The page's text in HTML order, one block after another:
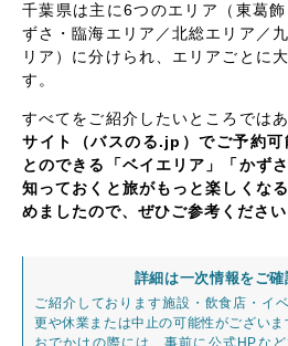
千葉県は主に6つのエリア（東葛
ずさ・臨海エリア／北総エリア／
リア）に分けられ、エリアごとに
す。
すべてをご紹介したいところではあ
サイト（バスのる.jp）でご予約可
とのできる「ベイエリア」「かず
知っておくと旅がもっと楽しくな
めましたので、ぜひご参考ください
詳細は一次情報をご
ご紹介しております施設・飲食店・イ
更や休業または中止の可能性がございま
おでかけの際には、事前に公式HPな